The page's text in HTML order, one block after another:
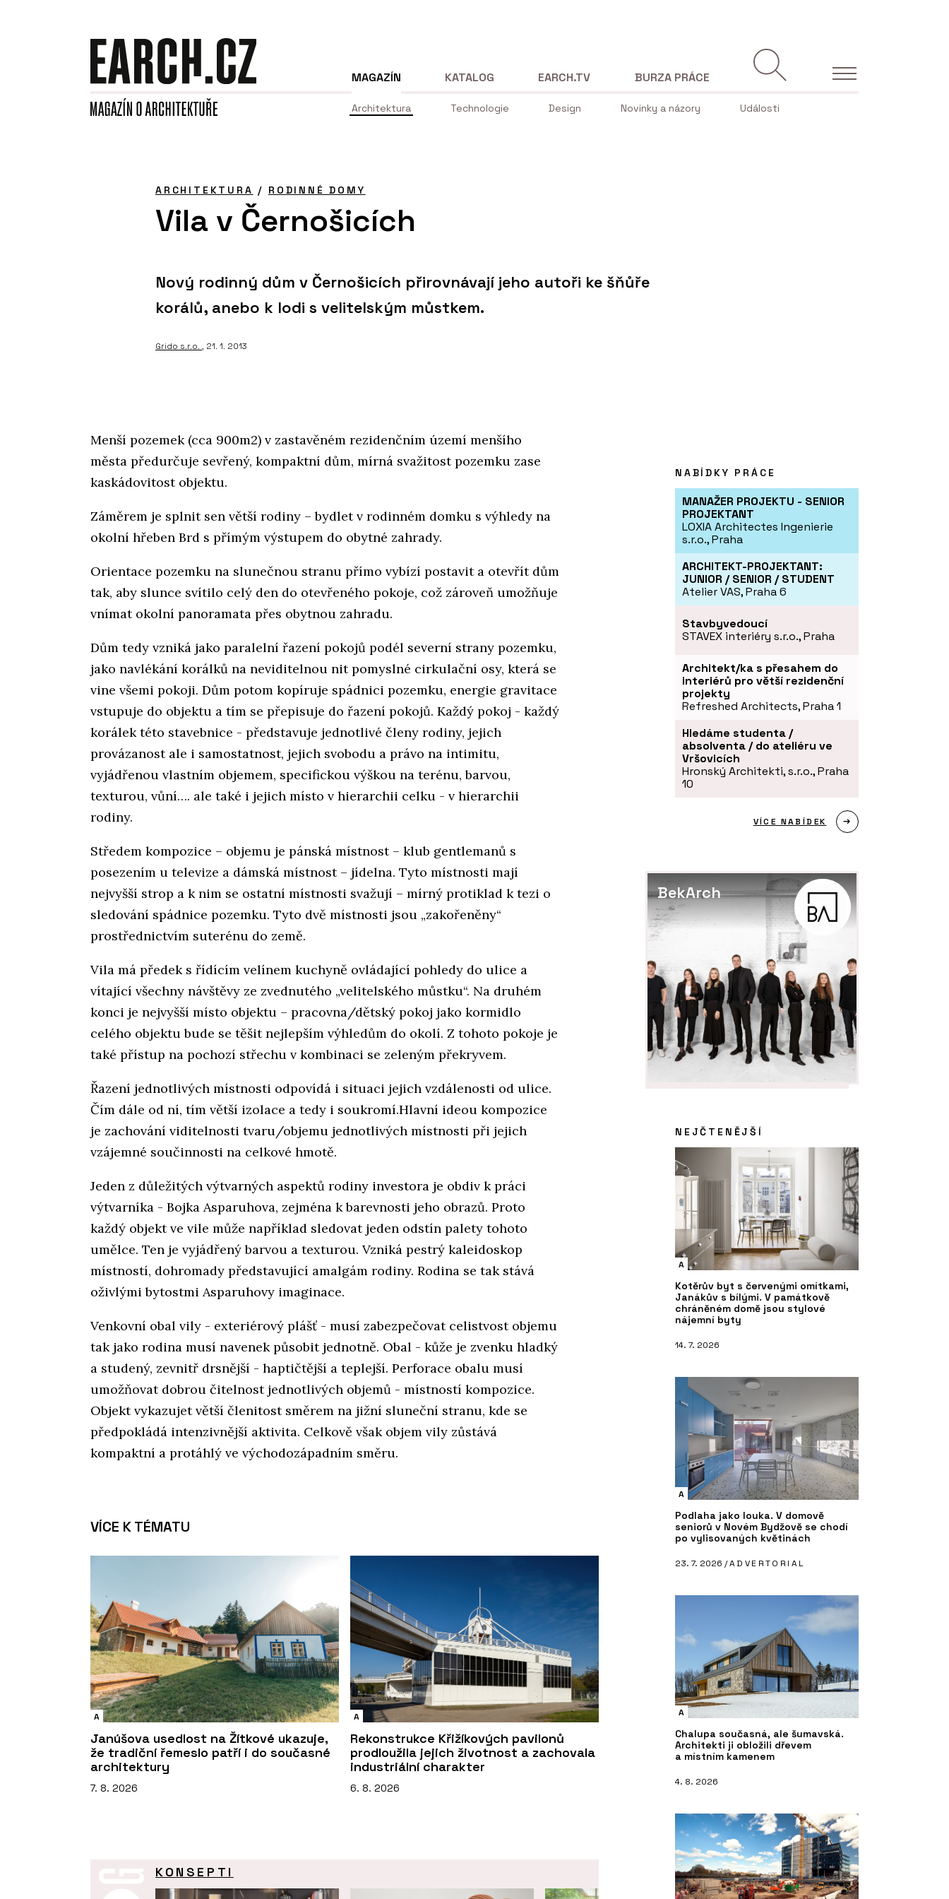
MAGAZÍN
Architektura Technologie Design Novinky a názory Události
KATALOG EARCH.TV BURZA PRÁCE
ARCHITEKTURA / RODINNÉ DOMY
Vila v Černošicích
Nový rodinný dům v Černošicích přirovnávají jeho autoři ke šňůře
korálů, anebo k lodi s velitelským můstkem.
Grido s.r.o. , 21. 1. 2013
Menší pozemek (cca 900m2) v zastavěném rezidenčním území menšího
města předurčuje sevřený, kompaktní dům, mírná svažitost pozemku zase
kaskádovitost objektu.
Záměrem je splnit sen větší rodiny – bydlet v rodinném domku s výhledy na
okolní hřeben Brd s přímým výstupem do obytné zahrady.
Orientace pozemku na slunečnou stranu přímo vybízí postavit a otevřít dům
tak, aby slunce svítilo celý den do otevřeného pokoje, což zároveň umožňuje
vnímat okolní panoramata přes obytnou zahradu.
Dům tedy vzniká jako paralelní řazení pokojů podél severní strany pozemku,
jako navlékání korálků na neviditelnou nit pomyslné cirkulační osy, která se
vine všemi pokoji. Dům potom kopíruje spádnici pozemku, energie gravitace
vstupuje do objektu a tím se přepisuje do řazení pokojů. Každý pokoj - každý
korálek této stavebnice - představuje jednotlivé členy rodiny, jejich
provázanost ale i samostatnost, jejich svobodu a právo na intimitu,
vyjádřenou vlastním objemem, specifickou výškou na terénu, barvou,
texturou, vůní…. ale také i jejich místo v hierarchii celku - v hierarchii
rodiny.
Středem kompozice – objemu je pánská místnost – klub gentlemanů s
posezením u televize a dámská místnost – jídelna. Tyto místnosti mají
nejvyšší strop a k nim se ostatní místnosti svažují – mírný protiklad k tezi o
sledování spádnice pozemku. Tyto dvě místnosti jsou „zakořeněny“
prostřednictvím suterénu do země.
Vila má předek s řídícím velínem kuchyně ovládající pohledy do ulice a
vítající všechny návštěvy ze zvednutého „velitelského můstku“. Na druhém
konci je nejvyšší místo objektu – pracovna/dětský pokoj jako kormidlo
celého objektu bude se těšit nejlepším výhledům do okolí. Z tohoto pokoje je
také přístup na pochozí střechu v kombinaci se zeleným překryvem.
Řazení jednotlivých místnosti odpovídá i situaci jejich vzdálenosti od ulice.
Čím dále od ní, tím větší izolace a tedy i soukromí.Hlavní ideou kompozice
je zachování viditelnosti tvaru/objemu jednotlivých místnosti při jejich
vzájemné součinnosti na celkové hmotě.
Jeden z důležitých výtvarných aspektů rodiny investora je obdiv k práci
výtvarníka - Bojka Asparuhova, zejména k barevnosti jeho obrazů. Proto
každý objekt ve vile může například sledovat jeden odstín palety tohoto
umělce. Ten je vyjádřený barvou a texturou. Vzniká pestrý kaleidoskop
místností, dohromady představující amalgám rodiny. Rodina se tak stává
oživlými bytostmi Asparuhovy imaginace.
Venkovní obal vily - exteriérový plášť - musí zabezpečovat celistvost objemu
tak jako rodina musí navenek působit jednotně. Obal - kůže je zvenku hladký
a studený, zevnitř drsnější - haptičtější a teplejší. Perforace obalu musí
umožňovat dobrou čitelnost jednotlivých objemů - místností kompozice.
Objekt vykazujet větší členitost směrem na jižní sluneční stranu, kde se
předpokládá intenzivnější aktivita. Celkově však objem vily zůstává
kompaktní a protáhlý ve východozápadním směru.
VÍCE K TÉMATU
A
Janúšova usedlost na Žítkové ukazuje,
že tradiční řemeslo patří i do současné
architektury
7. 8. 2026
A
Rekonstrukce Křižíkových pavilonů
prodloužila jejich životnost a zachovala
industriální charakter
6. 8. 2026
KONSEPTI
NABÍDKY PRÁCE
MANAŽER PROJEKTU - SENIOR
PROJEKTANT
LOXIA Architectes Ingenierie
s.r.o., Praha
ARCHITEKT-PROJEKTANT:
JUNIOR / SENIOR / STUDENT
Atelier VAS, Praha 6
Stavbyvedoucí
STAVEX interiéry s.r.o., Praha
Architekt/ka s přesahem do
interiérů pro větší rezidenční
projekty
Refreshed Architects, Praha 1
Hledáme studenta /
absolventa / do ateliéru ve
Vršovicích
Hronský Architekti, s.r.o., Praha
10
VÍCE NABÍDEK
BekArch
NEJČTENĚJŠÍ
A
Kotěrův byt s červenými omítkami,
Janákův s bílými. V památkově
chráněném domě jsou stylové
nájemní byty
14. 7. 2026
A
Podlaha jako louka. V domově
seniorů v Novém Bydžově se chodí
po vylisovaných květinách
23. 7. 2026 /ADVERTORIAL
A
Chalupa současná, ale šumavská.
Architekti ji obložili dřevem
a místním kamenem
4. 8. 2026